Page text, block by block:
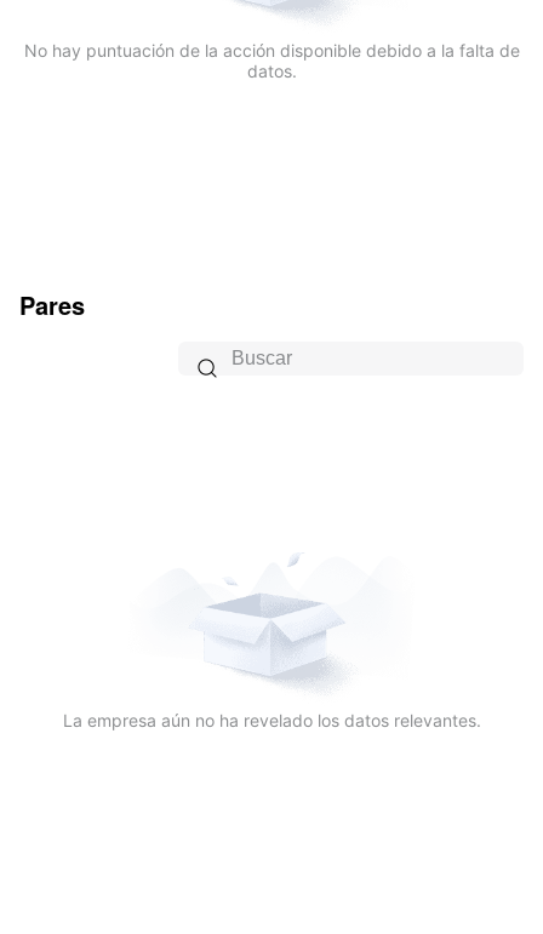
No hay puntuación de la acción disponible debido a la falta de
datos.
Pares

La empresa aún no ha revelado los datos relevantes.